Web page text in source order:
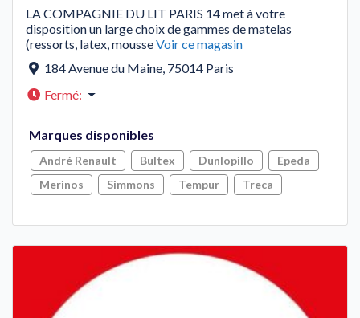
LA COMPAGNIE DU LIT PARIS 14 met à votre
disposition un large choix de gammes de matelas
(ressorts, latex, mousseVoir ce magasin
184 Avenue du Maine, 75014 Paris
Fermé:
Marques disponibles
André Renault Bultex Dunlopillo
Epeda
Merinos
Simmons Tempur Treca